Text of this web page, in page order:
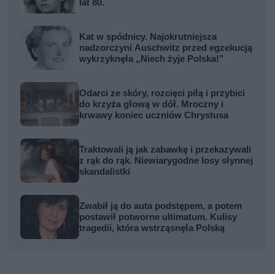
lat 80.
Kat w spódnicy. Najokrutniejsza
nadzorczyni Auschwitz przed egzekucją
wykrzyknęła „Niech żyje Polska!”
Odarci ze skóry, rozcięci piłą i przybici
do krzyża głową w dół. Mroczny i
krwawy koniec uczniów Chrystusa
Traktowali ją jak zabawkę i przekazywali
z rąk do rąk. Niewiarygodne losy słynnej
skandalistki
Zwabił ją do auta podstępem, a potem
postawił potworne ultimatum. Kulisy
tragedii, która wstrząsnęła Polską